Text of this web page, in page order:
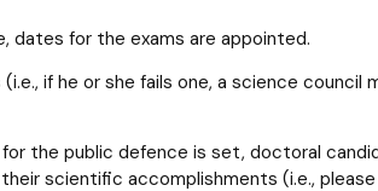
dates for the exams are appointed.
if he or she fails one, a science
the public defence is set, doctoral
scientific accomplishments (i.e.,